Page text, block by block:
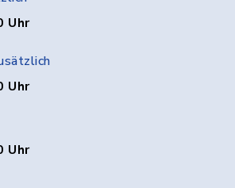
Uhr
Uhr
Uhr